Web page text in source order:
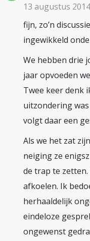
13 augustus
fijn, zo’n
ingewikkeld
We hebben drie
jaar opvoeden
Twee keer denk
uitzondering
volgt daar een
Als we het zat
neiging ze
de trap te
afkoelen. Ik
herhaaldelijk
eindeloze
ongewenst